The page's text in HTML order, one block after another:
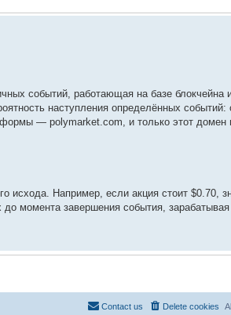
событий, работающая на базе блокчейна
наступления определённых событий:
— polymarket.com, и только этот домен
исхода. Например, если акция стоит $0.70,
момента завершения события, зарабатывая
формулировки!), подключаете
средства. Особенность платформы —
Delete cookies
Contact us